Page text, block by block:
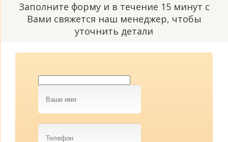
Заполните форму и в течение 15 минут с
Вами свяжется наш менеджер, чтобы
уточнить детали
Ваше
имя
Телефон